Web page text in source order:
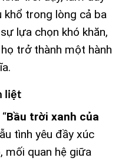
khổ trong lòng cả ba
lựa chọn khó khăn,
trở thành một hành
liệt
Bầu trời xanh của
tình yêu đầy xúc
mối quan hệ giữa